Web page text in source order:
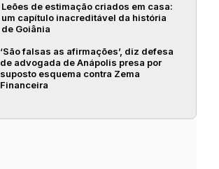
Leões de estimação criados em casa:
um capítulo inacreditável da história
de Goiânia
‘São falsas as afirmações’, diz defesa
de advogada de Anápolis presa por
suposto esquema contra Zema
Financeira